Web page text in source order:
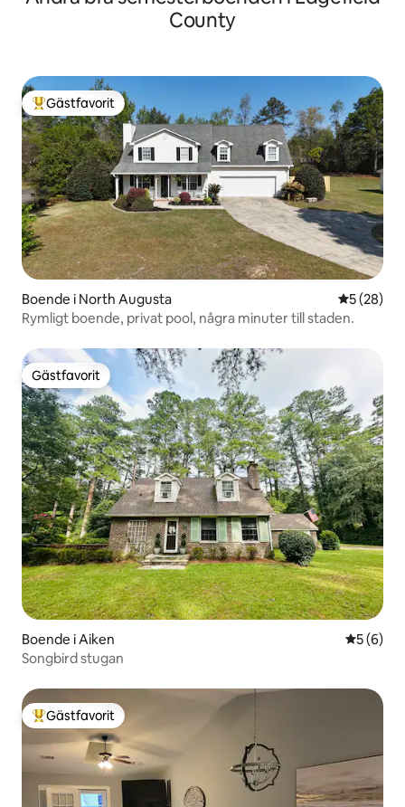
County
Populär gästfavorit
Gästfavorit
Boende i North Augusta 5 av 5 i
5 (28)
Rymligt boende, privat pool, några minuter till staden.
Gästfavorit
Gästfavorit
Boende i Aiken 5 av 5 i
5 (6)
Songbird stugan
Populär gästfavorit
Gästfavorit